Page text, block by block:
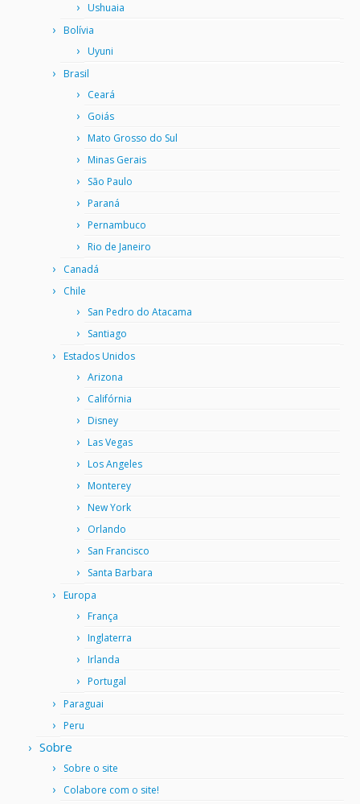
Ushuaia
Bolívia
Uyuni
Brasil
Ceará
Goiás
Mato Grosso do Sul
Minas Gerais
São Paulo
Paraná
Pernambuco
Rio de Janeiro
Canadá
Chile
San Pedro do Atacama
Santiago
Estados Unidos
Arizona
Califórnia
Disney
Las Vegas
Los Angeles
Monterey
New York
Orlando
San Francisco
Santa Barbara
Europa
França
Inglaterra
Irlanda
Portugal
Paraguai
Peru
Sobre
Sobre o site
Colabore com o site!